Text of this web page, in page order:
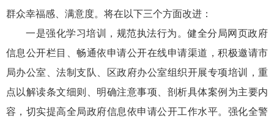
群众幸福感、满意度。将在以下三个方面改进：
一是强化学习培训，规范执法行为。健全分局网页政府
信息公开栏目、畅通依申请公开在线申请渠道，积极邀请市
局办公室、法制支队、区政府办公室组织开展专项培训，重
点以解读条文细则、明确注意事项、剖析具体案例为主要内
容，切实提高全局政府信息依申请公开工作水平。强化全警